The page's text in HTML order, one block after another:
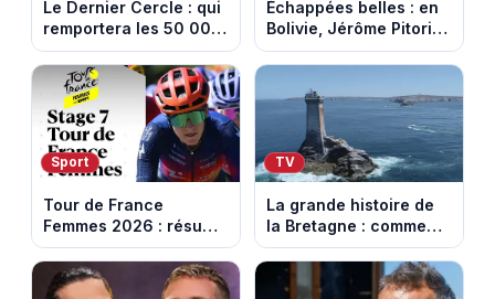
Le Dernier Cercle : qui
remportera les 50 000
euros face aux
personnalités ?
Échappées belles : en
Bolivie, Jérôme Pitorin
découvre un pays où
chaque sommet se
mérite
Sport
Tour de France
Femmes 2026 : résumé
vidéo de la 7e étape
avec l'ascension du
Mont Ventoux
TV
La grande histoire de
la Bretagne : comment
les Bretons ont
défendu leur culture
au fil des décennies